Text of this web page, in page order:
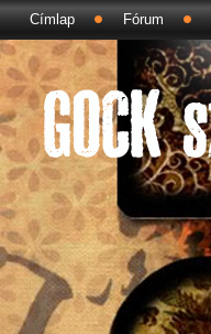
Címlap Fórum